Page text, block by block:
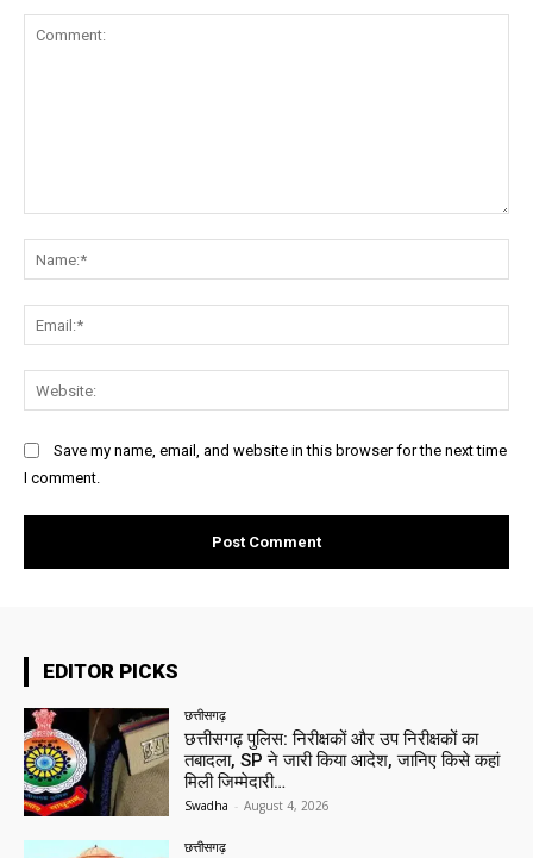
Save my name, email, and website in this browser for the next time
I comment.
EDITOR PICKS
छत्तीसगढ़
छत्तीसगढ़ पुलिस: निरीक्षकों और उप निरीक्षकों का
तबादला, SP ने जारी किया आदेश, जानिए किसे कहां
मिली जिम्मेदारी…
Swadha - August 4, 2026
छत्तीसगढ़